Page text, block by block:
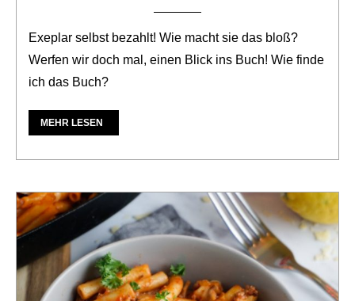
Exeplar selbst bezahlt! Wie macht sie das bloß?
Werfen wir doch mal, einen Blick ins Buch! Wie finde
ich das Buch?
MEHR LESEN